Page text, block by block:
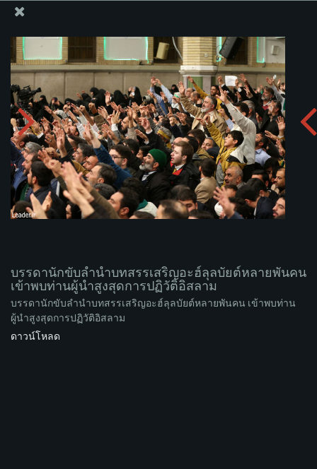
บรรดานักขับลำนำบทสรรเสริญอะฮ์ลุลบัยต์หลายพันคน
เข้าพบท่านผู้นำสูงสุดการปฏิวัติอิสลาม
อัพโหลดอัลบั่ม:
บรรดานักขับลำนำบทสรรเสริญอะฮ์ลุลบัยต์หลายพันคน
เข้าพบท่านผู้นำสูงสุดการปฏิวัติอิสลาม
บรรดานักขับลำนำบทสรรเสริญอะฮ์ลุลบัยต์หลายพันคน เข้าพบท่าน
ผู้นำสูงสุดการปฏิวัติอิสลาม
ดาวน์โหลด